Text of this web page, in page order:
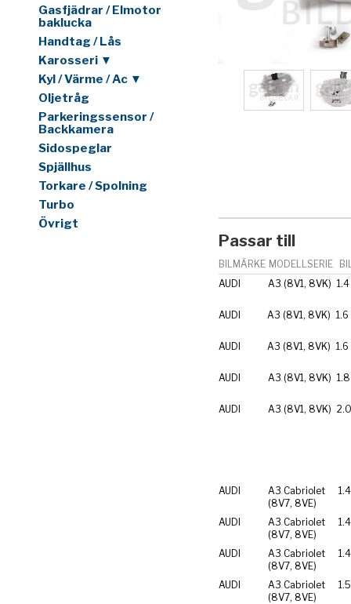
Gasfjädrar / Elmotor
baklucka
Handtag / Lås
Karosseri ▼
Kyl / Värme / Ac ▼
Oljetråg
Parkeringssensor /
Backkamera
Sidospeglar
Spjällhus
Torkare / Spolning
Turbo
Övrigt
Passar till
BILMÄRKE MODELLSERIE
AUDI
A3 (8V1, 8VK)
AUDI A3 (8V1, 8VK) 1.6
AUDI A3 (8V1, 8VK) 1.6
AUDI A3 (8V1, 8VK)
AUDI A3 (8V1, 8VK)
AUDI
A3 Cabriolet
(8V7, 8VE)
AUDI
A3 Cabriolet
(8V7, 8VE)
AUDI
A3 Cabriolet
(8V7, 8VE)
AUDI
A3 Cabriolet
(8V7, 8VE)